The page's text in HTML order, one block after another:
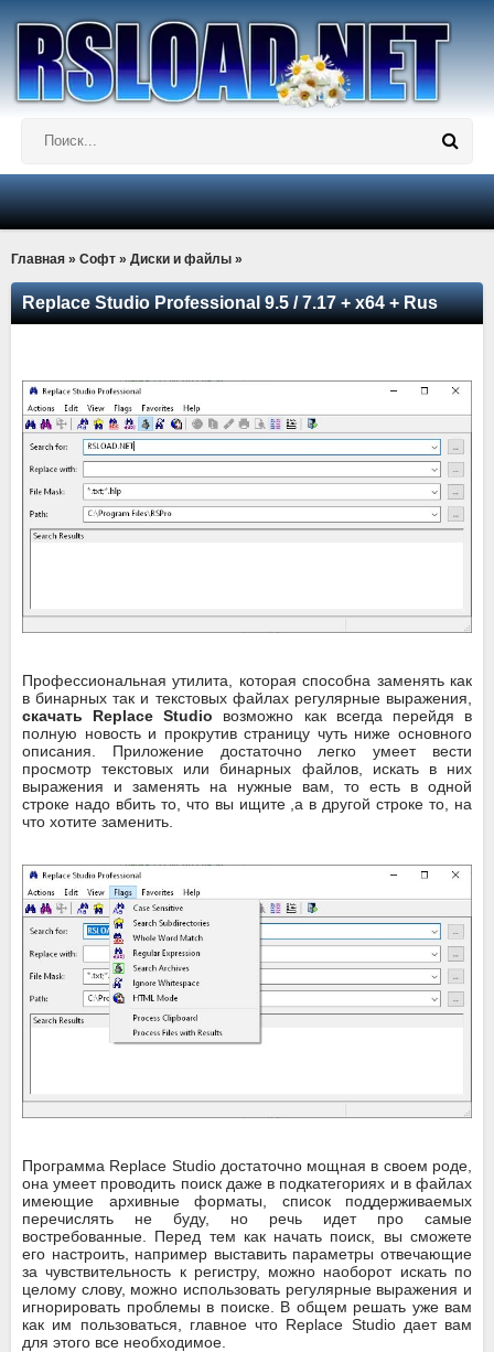
Главная » Софт » Диски и файлы »
Replace Studio Professional 9.5 / 7.17 + x64 + Rus
Профессиональная утилита, которая способна заменять как
в бинарных так и текстовых файлах регулярные выражения,
скачать Replace Studio возможно как всегда перейдя в
полную новость и прокрутив страницу чуть ниже основного
описания. Приложение достаточно легко умеет вести
просмотр текстовых или бинарных файлов, искать в них
выражения и заменять на нужные вам, то есть в одной
строке надо вбить то, что вы ищите ,а в другой строке то, на
что хотите заменить.
Программа Replace Studio достаточно мощная в своем роде,
она умеет проводить поиск даже в подкатегориях и в файлах
имеющие архивные форматы, список поддерживаемых
перечислять не буду, но речь идет про самые
востребованные. Перед тем как начать поиск, вы сможете
его настроить, например выставить параметры отвечающие
за чувствительность к регистру, можно наоборот искать по
целому слову, можно использовать регулярные выражения и
игнорировать проблемы в поиске. В общем решать уже вам
как им пользоваться, главное что Replace Studio дает вам
для этого все необходимое.